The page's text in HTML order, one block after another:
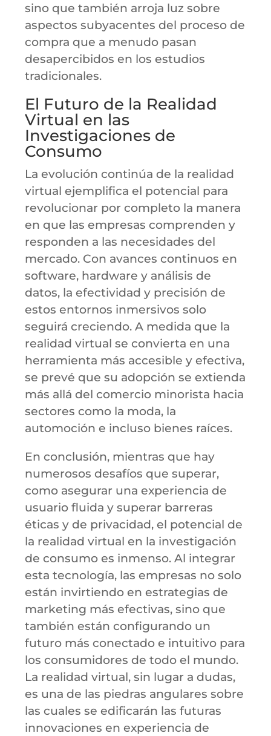
sino que también arroja luz sobre
aspectos subyacentes del proceso de
compra que a menudo pasan
desapercibidos en los estudios
tradicionales.
El Futuro de la Realidad
Virtual en las
Investigaciones de
Consumo
La evolución continúa de la realidad
virtual ejemplifica el potencial para
revolucionar por completo la manera
en que las empresas comprenden y
responden a las necesidades del
mercado. Con avances continuos en
software, hardware y análisis de
datos, la efectividad y precisión de
estos entornos inmersivos solo
seguirá creciendo. A medida que la
realidad virtual se convierta en una
herramienta más accesible y efectiva,
se prevé que su adopción se extienda
más allá del comercio minorista hacia
sectores como la moda, la
automoción e incluso bienes raíces.
En conclusión, mientras que hay
numerosos desafíos que superar,
como asegurar una experiencia de
usuario fluida y superar barreras
éticas y de privacidad, el potencial de
la realidad virtual en la investigación
de consumo es inmenso. Al integrar
esta tecnología, las empresas no solo
están invirtiendo en estrategias de
marketing más efectivas, sino que
también están configurando un
futuro más conectado e intuitivo para
los consumidores de todo el mundo.
La realidad virtual, sin lugar a dudas,
es una de las piedras angulares sobre
las cuales se edificarán las futuras
innovaciones en experiencia de